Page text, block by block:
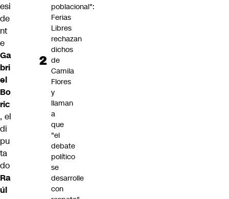
esi
de
nt
e
Ga
bri
el
Bo
ric
, el
di
pu
ta
do
Ra
úl
poblacional":
Ferias
Libres
rechazan
dichos
de
Camila
Flores
y
llaman
a
que
"el
debate
político
se
desarrolle
con